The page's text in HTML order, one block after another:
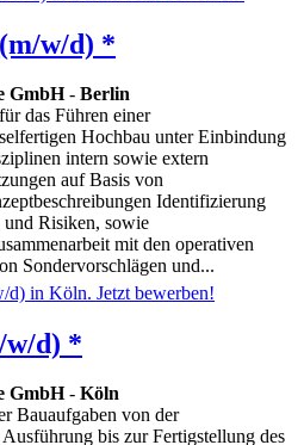
w/d) *
GmbH- Berlin
das Führen einer
Hochbau unter Einbindung
intern sowie extern
auf Basis von
Identifizierung
Risiken, sowie
mit den operativen
Sondervorschlägen und...
w/d) *
GmbH- Köln
Bauaufgaben von der
bis zur Fertigstellung des